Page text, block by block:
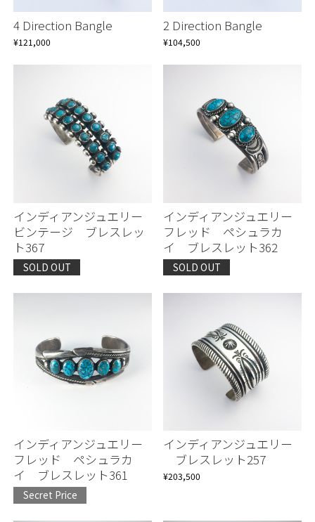
4 Direction Bangle
¥121,000
2 Direction Bangle
¥104,500
インディアンジュエリー
ビンテージ ブレスレッ
ト367
SOLD OUT
インディアンジュエリー
フレッド ペシュラカ
イ ブレスレット362
SOLD OUT
インディアンジュエリー
フレッド ペシュラカ
イ ブレスレット361
Secret Price
インディアンジュエリー
ブレスレット257
¥203,500